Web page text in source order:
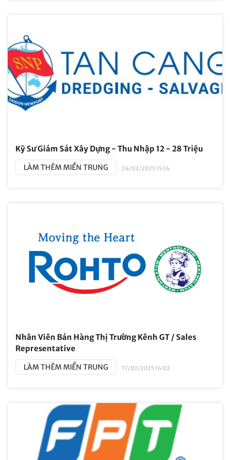
Kỹ Sư Giám Sát Xây Dựng - Thu Nhập 12 - 28 Triệu
LÀM THÊM MIỀN TRUNG 24/02/2025 15:14
Nhân Viên Bán Hàng Thị Trường Kênh GT / Sales
Representative
LÀM THÊM MIỀN TRUNG 17/02/2025 16:02